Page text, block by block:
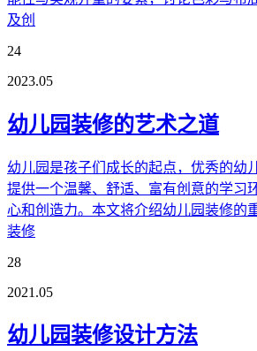
及创
24
2023.05
幼儿园装修的艺术之道
幼儿园是孩子们成长的起点，优秀的幼
提供一个温馨、舒适、富有创意的学习
心和创造力。本文将介绍幼儿园装修的
装修
28
2021.05
幼儿园装修设计方法